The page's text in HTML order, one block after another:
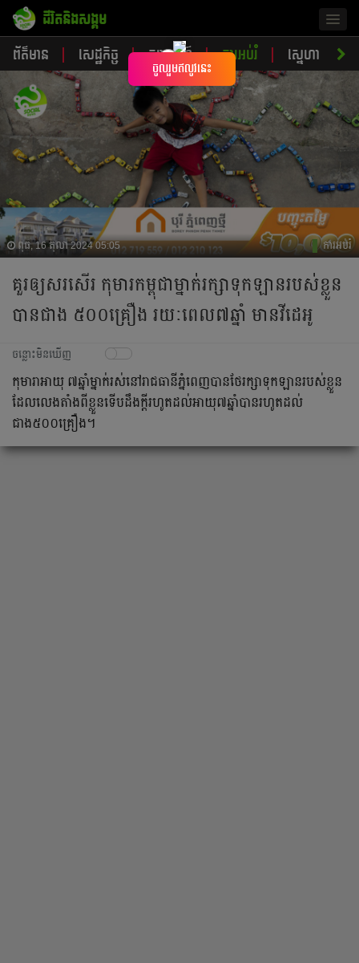
ជីវិតនិងសង្គម
ព័ត៌មាន សេដ្ឋកិច្ច ចរាចរណ៍ ការអប់រំ ស្នេហា
ពុធ, 16 តុលា 2024 05:05 ការអប់រំ
គួរឲ្យសរសើរ កុមារកម្ពុជាម្នាក់រក្សាទុកឡានរបស់ខ្លួន
បានជាង ៥០០គ្រឿង រយៈពេល៧ឆ្នាំ មានវីដេអូ
ចន្លោះមិនឃើញ
កុមារាអាយុ ៧ឆ្នាំម្នាក់រស់នៅរាជធានីភ្នំពេញបានថែរក្សាទុកឡានរបស់ខ្លួន
ដែលលេងតាំងពីខ្លួនទើបដឹងក្តីរហូតដល់អាយុ៧ឆ្នាំបានរហូតដល់
ជាង៥០០គ្រឿង។
×
ចូលរួមឥលូវនេះ